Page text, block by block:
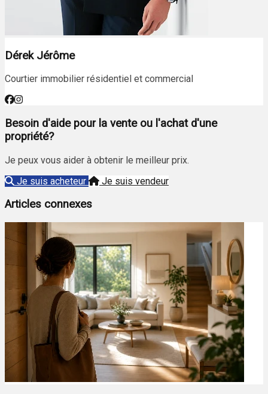
Dérek Jérôme
Courtier immobilier résidentiel et commercial
Besoin d'aide pour la vente ou l'achat d'une
propriété?
Je peux vous aider à obtenir le meilleur prix.
Je suis acheteur
Je suis vendeur
Articles connexes